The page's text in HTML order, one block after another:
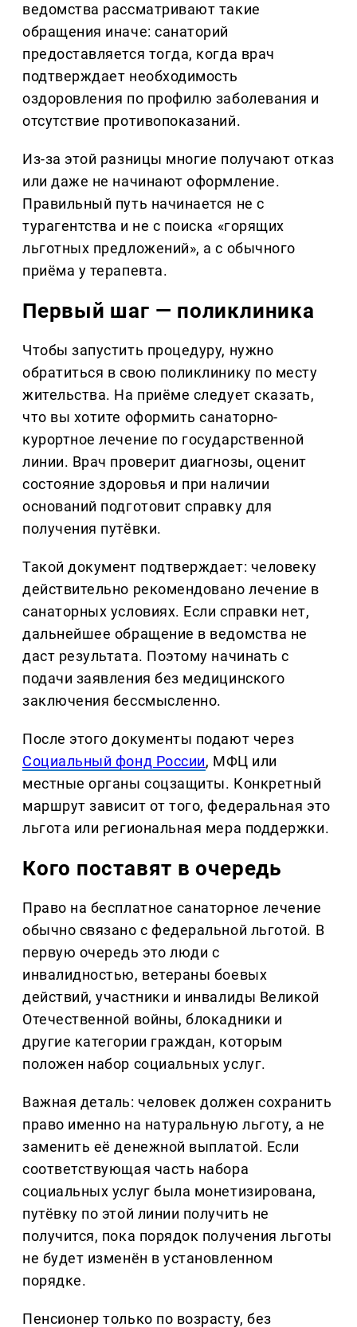
ведомства рассматривают такие
обращения иначе: санаторий
предоставляется тогда, когда врач
подтверждает необходимость
оздоровления по профилю заболевания и
отсутствие противопоказаний.
Из-за этой разницы многие получают отказ
или даже не начинают оформление.
Правильный путь начинается не с
турагентства и не с поиска «горящих
льготных предложений», а с обычного
приёма у терапевта.
Первый шаг — поликлиника
Чтобы запустить процедуру, нужно
обратиться в свою поликлинику по месту
жительства. На приёме следует сказать,
что вы хотите оформить санаторно-
курортное лечение по государственной
линии. Врач проверит диагнозы, оценит
состояние здоровья и при наличии
оснований подготовит справку для
получения путёвки.
Такой документ подтверждает: человеку
действительно рекомендовано лечение в
санаторных условиях. Если справки нет,
дальнейшее обращение в ведомства не
даст результата. Поэтому начинать с
подачи заявления без медицинского
заключения бессмысленно.
После этого документы подают через
Социальный фонд России, МФЦ или
местные органы соцзащиты. Конкретный
маршрут зависит от того, федеральная это
льгота или региональная мера поддержки.
Кого поставят в очередь
Право на бесплатное санаторное лечение
обычно связано с федеральной льготой. В
первую очередь это люди с
инвалидностью, ветераны боевых
действий, участники и инвалиды Великой
Отечественной войны, блокадники и
другие категории граждан, которым
положен набор социальных услуг.
Важная деталь: человек должен сохранить
право именно на натуральную льготу, а не
заменить её денежной выплатой. Если
соответствующая часть набора
социальных услуг была монетизирована,
путёвку по этой линии получить не
получится, пока порядок получения льготы
не будет изменён в установленном
порядке.
Пенсионер только по возрасту, без